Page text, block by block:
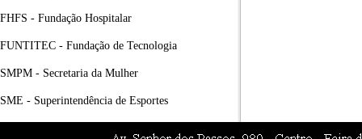
FHFS - Fundação Hospitalar
FUNTITEC - Fundação de Tecnologia
SMPM - Secretaria da Mulher
SME - Superintendência de Esportes